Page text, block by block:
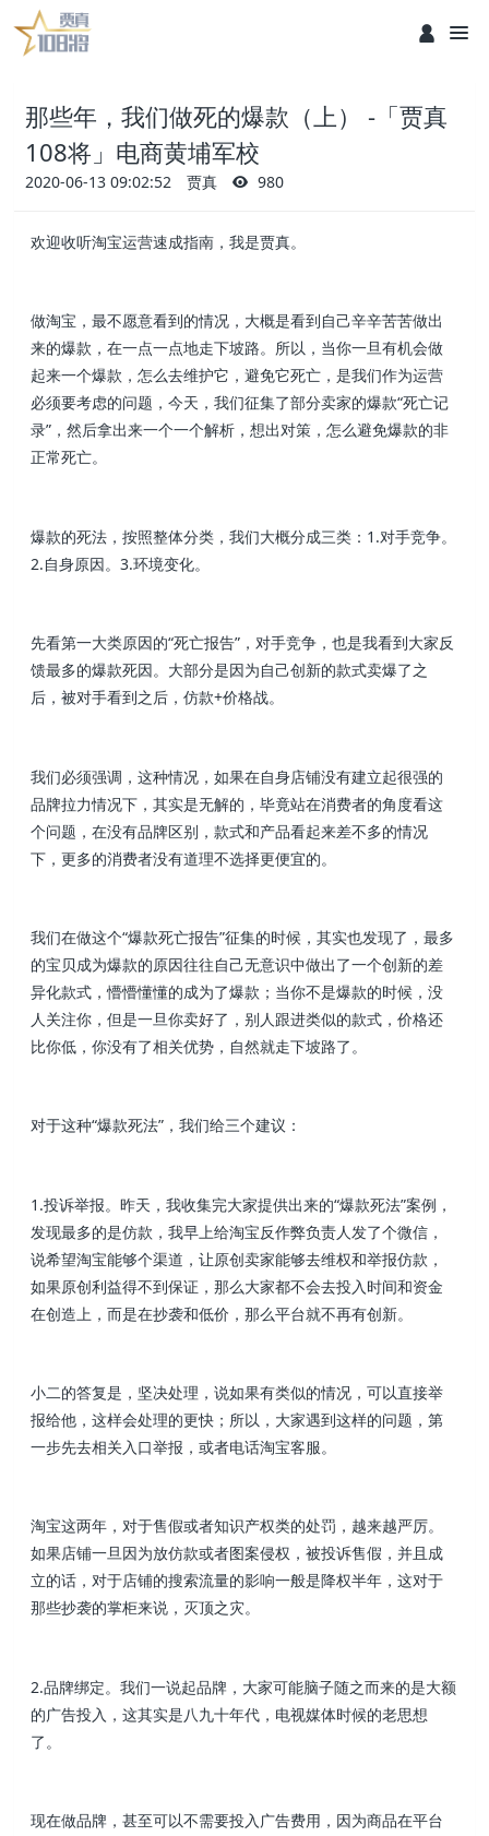
那些年，我们做死的爆款（上） -「贾真
108将」电商黄埔军校
2020-06-13 09:02:52 贾真 980
欢迎收听淘宝运营速成指南，我是贾真。
做淘宝，最不愿意看到的情况，大概是看到自己辛辛苦苦做出
来的爆款，在一点一点地走下坡路。所以，当你一旦有机会做
起来一个爆款，怎么去维护它，避免它死亡，是我们作为运营
必须要考虑的问题，今天，我们征集了部分卖家的爆款“死亡记
录”，然后拿出来一个一个解析，想出对策，怎么避免爆款的非
正常死亡。
爆款的死法，按照整体分类，我们大概分成三类：1.对手竞争。
2.自身原因。3.环境变化。
先看第一大类原因的“死亡报告”，对手竞争，也是我看到大家反
馈最多的爆款死因。大部分是因为自己创新的款式卖爆了之
后，被对手看到之后，仿款+价格战。
我们必须强调，这种情况，如果在自身店铺没有建立起很强的
品牌拉力情况下，其实是无解的，毕竟站在消费者的角度看这
个问题，在没有品牌区别，款式和产品看起来差不多的情况
下，更多的消费者没有道理不选择更便宜的。
我们在做这个“爆款死亡报告”征集的时候，其实也发现了，最多
的宝贝成为爆款的原因往往自己无意识中做出了一个创新的差
异化款式，懵懵懂懂的成为了爆款；当你不是爆款的时候，没
人关注你，但是一旦你卖好了，别人跟进类似的款式，价格还
比你低，你没有了相关优势，自然就走下坡路了。
对于这种“爆款死法”，我们给三个建议：
1.投诉举报。昨天，我收集完大家提供出来的“爆款死法”案例，
发现最多的是仿款，我早上给淘宝反作弊负责人发了个微信，
说希望淘宝能够个渠道，让原创卖家能够去维权和举报仿款，
如果原创利益得不到保证，那么大家都不会去投入时间和资金
在创造上，而是在抄袭和低价，那么平台就不再有创新。
小二的答复是，坚决处理，说如果有类似的情况，可以直接举
报给他，这样会处理的更快；所以，大家遇到这样的问题，第
一步先去相关入口举报，或者电话淘宝客服。
淘宝这两年，对于售假或者知识产权类的处罚，越来越严厉。
如果店铺一旦因为放仿款或者图案侵权，被投诉售假，并且成
立的话，对于店铺的搜索流量的影响一般是降权半年，这对于
那些抄袭的掌柜来说，灭顶之灾。
2.品牌绑定。我们一说起品牌，大家可能脑子随之而来的是大额
的广告投入，这其实是八九十年代，电视媒体时候的老思想
了。
现在做品牌，甚至可以不需要投入广告费用，因为商品在平台